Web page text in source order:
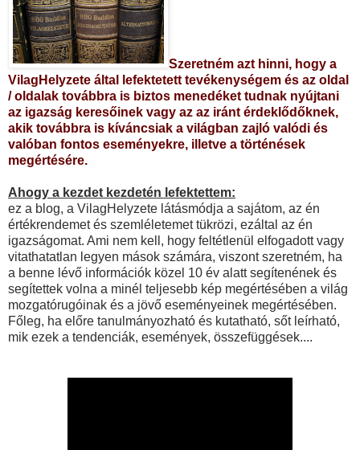
Szeretném azt hinni, hogy a
VilagHelyzete által lefektetett tevékenységem és az oldal
/ oldalak továbbra is biztos menedéket tudnak nyújtani
az igazság keresőinek vagy az az iránt érdeklődőknek,
akik továbbra is kíváncsiak a világban zajló valódi és
valóban fontos eseményekre, illetve a történések
megértésére.
Ahogy a kezdet kezdetén lefektettem:
ez a blog, a VilagHelyzete látásmódja a sajátom, az én
értékrendemet és szemléletemet tükrözi, ezáltal az én
igazságomat. Ami nem kell, hogy feltétlenül elfogadott vagy
vitathatatlan legyen mások számára, viszont szeretném, ha
a benne lévő információk közel 10 év alatt segítenének és
segítettek volna a minél teljesebb kép megértésében a világ
mozgatórugóinak és a jövő eseményeinek megértésében.
Főleg, ha előre tanulmányozható és kutatható, sőt leírható,
mik ezek a tendenciák, események, összefüggések....